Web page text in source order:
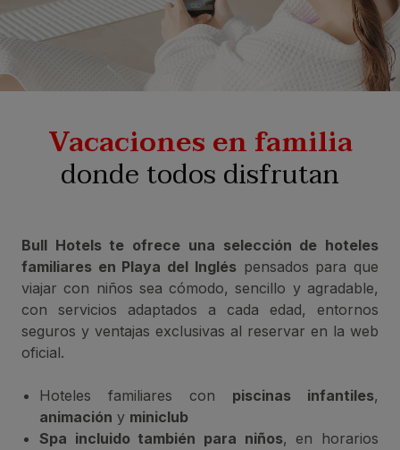
Vacaciones en familia
donde todos disfrutan
Bull Hotels te ofrece una selección de hoteles
familiares en Playa del Ingléspensados para que
viajar con niños sea cómodo, sencillo y agradable,
con servicios adaptados a cada edad, entornos
seguros y ventajas exclusivas al reservar en la web
oficial.
Hoteles familiares con piscinas infantiles,
animación y miniclub
Spa incluido también para niños, en horarios